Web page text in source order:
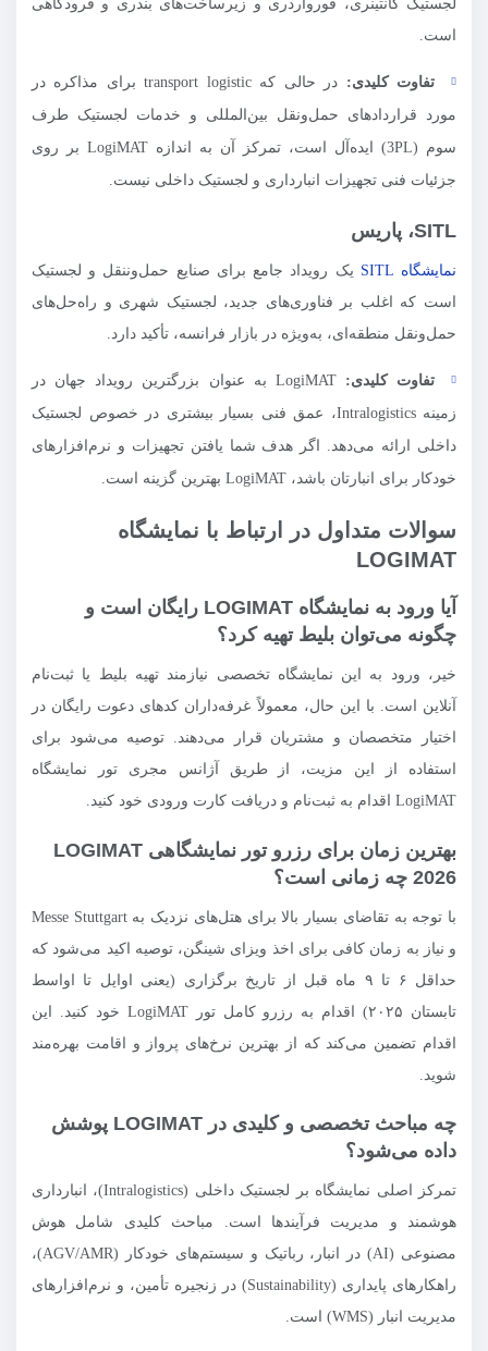
لجستیک کانتینری، فورواردری و زیرساخت‌های بندری و فرودگاهی
است.
تفاوت کلیدی:
در حالی که transport logistic برای مذاکره در
مورد قراردادهای حمل‌ونقل بین‌المللی و خدمات لجستیک طرف
سوم (3PL) ایده‌آل است، تمرکز آن به اندازه LogiMAT بر روی
جزئیات فنی تجهیزات انبارداری و لجستیک داخلی نیست.
SITL، پاریس
نمایشگاه SITL
یک رویداد جامع برای صنایع حمل‌وننقل و لجستیک
است که اغلب بر فناوری‌های جدید، لجستیک شهری و راه‌حل‌های
حمل‌ونقل منطقه‌ای، به‌ویژه در بازار فرانسه، تأکید دارد.
تفاوت کلیدی:
LogiMAT به عنوان بزرگترین رویداد جهان در
زمینه Intralogistics، عمق فنی بسیار بیشتری در خصوص لجستیک
داخلی ارائه می‌دهد. اگر هدف شما یافتن تجهیزات و نرم‌افزارهای
خودکار برای انبارتان باشد، LogiMAT بهترین گزینه است.
سوالات متداول در ارتباط با نمایشگاه
LOGIMAT
آیا ورود به نمایشگاه LOGIMAT رایگان است و
چگونه می‌توان بلیط تهیه کرد؟
خیر، ورود به این نمایشگاه تخصصی نیازمند تهیه بلیط یا ثبت‌نام
آنلاین است. با این حال، معمولاً غرفه‌داران کدهای دعوت رایگان در
اختیار متخصصان و مشتریان قرار می‌دهند. توصیه می‌شود برای
استفاده از این مزیت، از طریق آژانس مجری تور نمایشگاه
LogiMAT اقدام به ثبت‌نام و دریافت کارت ورودی خود کنید.
بهترین زمان برای رزرو تور نمایشگاهی LOGIMAT
2026 چه زمانی است؟
با توجه به تقاضای بسیار بالا برای هتل‌های نزدیک به Messe Stuttgart
و نیاز به زمان کافی برای اخذ ویزای شینگن، توصیه اکید می‌شود که
حداقل ۶ تا ۹ ماه قبل از تاریخ برگزاری (یعنی اوایل تا اواسط
تابستان ۲۰۲۵) اقدام به رزرو کامل تور LogiMAT خود کنید. این
اقدام تضمین می‌کند که از بهترین نرخ‌های پرواز و اقامت بهره‌مند
شوید.
چه مباحث تخصصی و کلیدی در LOGIMAT پوشش
داده می‌شود؟
تمرکز اصلی نمایشگاه بر لجستیک داخلی (Intralogistics)، انبارداری
هوشمند و مدیریت فرآیندها است. مباحث کلیدی شامل هوش
مصنوعی (AI) در انبار، رباتیک و سیستم‌های خودکار (AGV/AMR)،
راهکارهای پایداری (Sustainability) در زنجیره تأمین، و نرم‌افزارهای
مدیریت انبار (WMS) است.